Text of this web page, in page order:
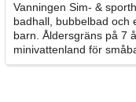
Vanningen Sim- &
badhall, bubbelbad och
barn. Åldersgräns på 7
minivattenland för